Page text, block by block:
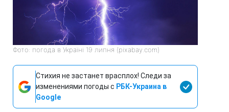
Фото: погода в Україні 19 липня (pixabay.com)
Стихия не застанет врасплох! Следи за
изменениями погоды с РБК-Украина в
Google